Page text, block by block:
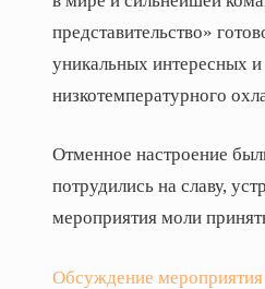
представительство»
уникальных интересных
низкотемпературного
Отменное настроение
потрудились на славу,
мероприятия моли
Обсуждение